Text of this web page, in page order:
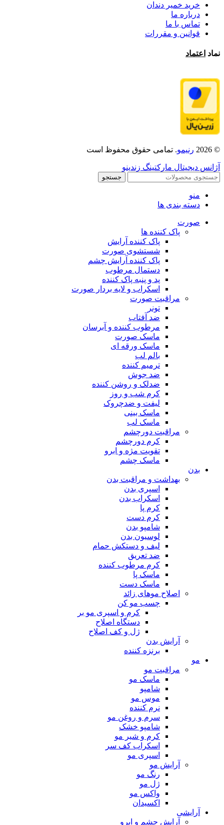
خرید خمیر دندان
درباره ما
تماس با ما
قوانین و مقررات
نماد اعتماد
© 2026 رنیمو. تمامی حقوق محفوظ است
آژانس دیجیتال مارکتینگ زندینو
جستجو
منو
دسته بندی ها
صورت
پاک کننده ها
پاک کننده آرایش
شستشوی صورت
پاک کننده آرایش چشم
دستمال مرطوب
پد و پنبه پاک کننده
اسکراب و لایه بردار صورت
مراقبت صورت
تونر
ضد آفتاب
مرطوب کننده و آبرسان
ماسک صورت
ماسک ورقه ای
بالم لب
ترمیم کننده
ضد جوش
ضدلک و روشن کننده
کرم شب و روز
لیفت و ضدچروک
ماسک بینی
ماسک لب
مراقبت دورچشم
کرم دورچشم
تقویت مژه و ابرو
ماسک چشم
بدن
بهداشت و مراقبت بدن
اسپری بدن
اسکراب بدن
کرم پا
کرم دست
شامپو بدن
لوسیون بدن
لیف و دستکش حمام
ضد تعریق
کرم مرطوب کننده
ماسک پا
ماسک دست
اصلاح موهای زائد
چسب مو کن
کرم و اسپری مو بر
دستگاه اصلاح
ژل و کف اصلاح
آرایش بدن
برنزه کننده
مو
مراقبت مو
ماسک مو
شامپو
موس مو
نرم کننده
سرم و روغن مو
شامپو خشک
کرم و شیر مو
اسکراب کف سر
اسپری مو
آرایش مو
رنگ مو
ژل مو
واکس مو
اکسیدان
آرایشی
آرایش چشم و ابرو